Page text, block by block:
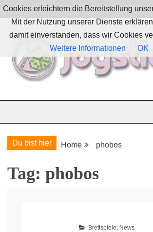
Skip
to
content
JoystickZ
Du bist hier Home phobos
Tag: phobos
Brettspiele, News
Cookies erleichtern die Bereitstellung
Mit der Nutzung unserer Dienste
damit einverstanden, dass wir Cookies
Weitere Informationen
OK